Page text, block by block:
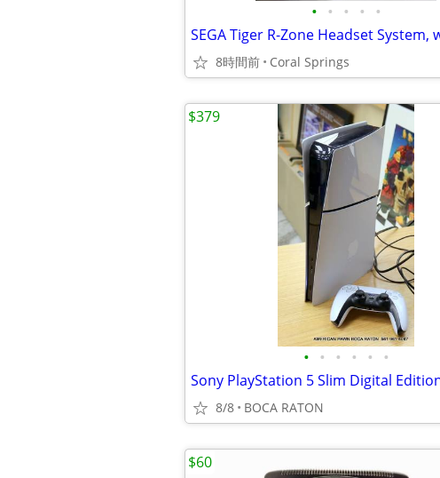
• • • • •
8時間前 Coral Springs
• • • • • •
8/8 BOCA RATON
$379
$60